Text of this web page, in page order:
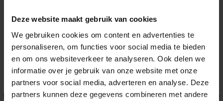
Deze website maakt gebruik van cookies
We gebruiken cookies om content en advertenties te
personaliseren, om functies voor social media te bieden
en om ons websiteverkeer te analyseren. Ook delen we
informatie over je gebruik van onze website met onze
partners voor social media, adverteren en analyse. Deze
partners kunnen deze gegevens combineren met andere
Application error: a client-side exception has occurred while
loadingwww.voordeeluitjes.nl (see the browser console for more